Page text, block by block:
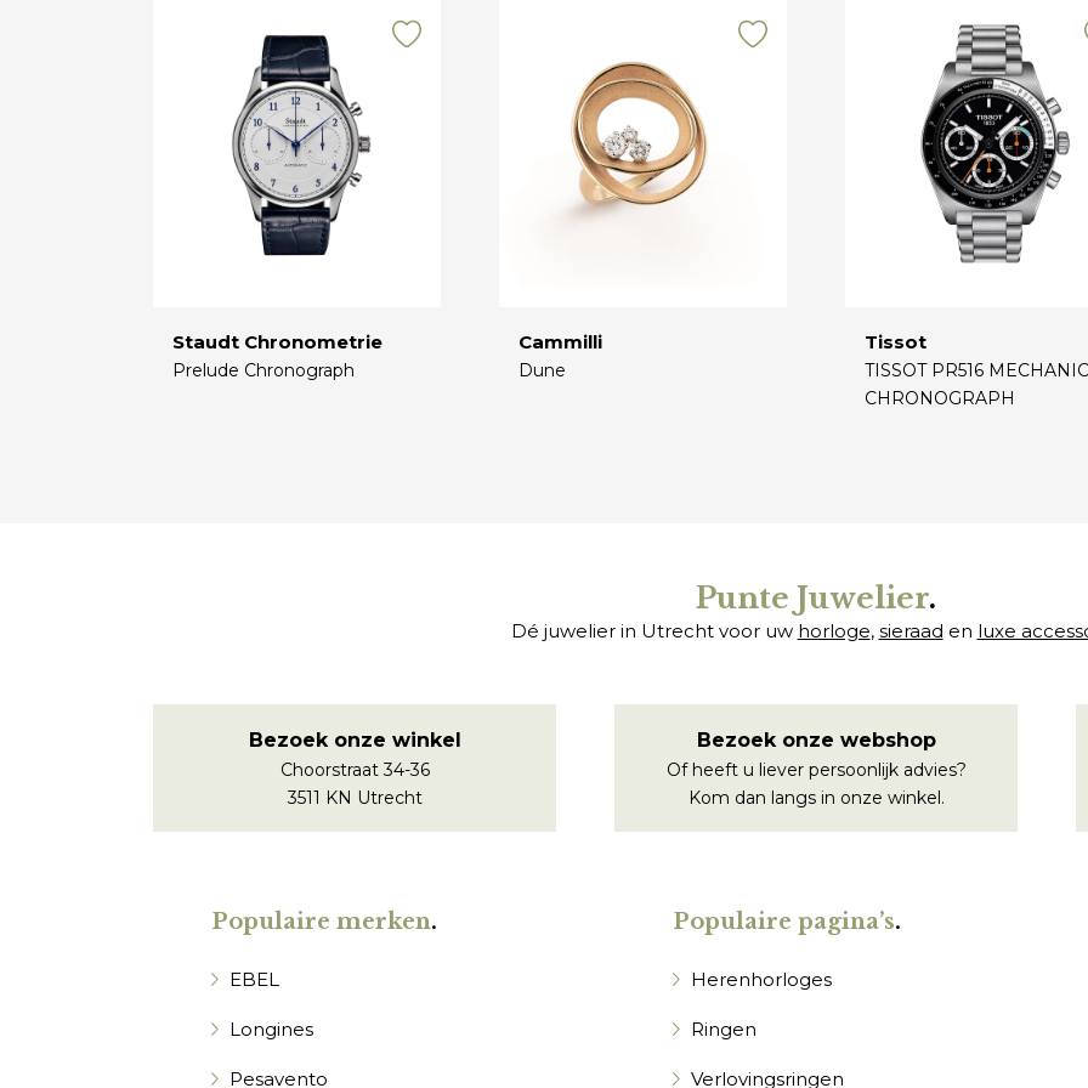
Staudt Chronometrie
Prelude Chronograph
Cammilli
Dune
Tissot
TISSOT PR516
CHRONOGRAPH
Punte Juwelier.
Dé juwelier in Utrecht voor uw horloge, sieraad en luxe
Bezoek onze winkel
Choorstraat 34-36
3511 KN Utrecht
Bezoek onze webshop
Of heeft u liever persoonlijk advies?
Kom dan langs in onze winkel.
Populaire merken.
EBEL
Longines
Pesavento
Populaire pagina’s.
Herenhorloges
Ringen
Verlovingsringen